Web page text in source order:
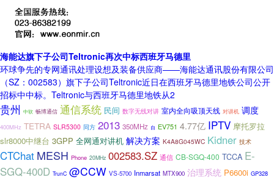
海能达旗下子公司Teltronic再次中标西班牙马德里
环球争先的专网通讯处理设想及装备供应商——海能达通讯股份有限公司
（SZ：002583）旗下子公司Teltronic近日在西班牙马德里地铁公司公开
招标中中标。Teltronic与西班牙马德里地铁从2
贵州 中软 畅博通信 通信系统 民间 数字无线对讲 室内全向吸顶天线 对讲机 调度
400MHz TETRA SLR5300 同方 2013 350MHz 自 EV751 4.77亿 IPTV 摩托罗拉
slr8000中继台 3GPP 全网通对讲机 解决方案 K4A8G045WC Kidner 技术
CTChat MESH Phone 20MHz 002583.SZ 通信 CB-SGQ-400 TCCA E-
SGQ-400D TrunC @CCW VS-5700 Inmarsat MTX900 治理系统 P6600i GP328